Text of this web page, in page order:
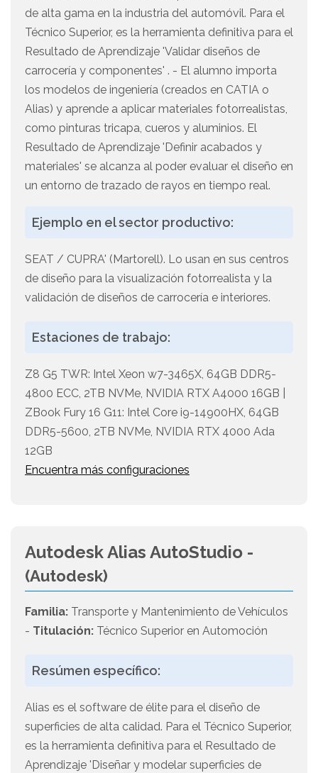
de alta gama en la industria del automóvil. Para el
Técnico Superior, es la herramienta definitiva para el
Resultado de Aprendizaje 'Validar diseños de
carrocería y componentes' . - El alumno importa
los modelos de ingeniería (creados en CATIA o
Alias) y aprende a aplicar materiales fotorrealistas,
como pinturas tricapa, cueros y aluminios. El
Resultado de Aprendizaje 'Definir acabados y
materiales' se alcanza al poder evaluar el diseño en
un entorno de trazado de rayos en tiempo real.
Ejemplo en el sector productivo:
SEAT / CUPRA' (Martorell). Lo usan en sus centros
de diseño para la visualización fotorrealista y la
validación de diseños de carrocería e interiores.
Estaciones de trabajo:
Z8 G5 TWR: Intel Xeon w7-3465X, 64GB DDR5-
4800 ECC, 2TB NVMe, NVIDIA RTX A4000 16GB |
ZBook Fury 16 G11: Intel Core i9-14900HX, 64GB
DDR5-5600, 2TB NVMe, NVIDIA RTX 4000 Ada
12GB
Encuentra más configuraciones
Autodesk Alias AutoStudio -
(Autodesk)
Familia: Transporte y Mantenimiento de Vehículos
- Titulación: Técnico Superior en Automoción
Resúmen específico:
Alias es el software de élite para el diseño de
superficies de alta calidad. Para el Técnico Superior,
es la herramienta definitiva para el Resultado de
Aprendizaje 'Diseñar y modelar superficies de